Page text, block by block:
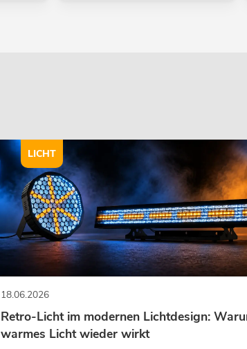
18.06.2026
Retro-Licht im modernen Lichtdesign:
warmes Licht wieder wirkt
LICHT